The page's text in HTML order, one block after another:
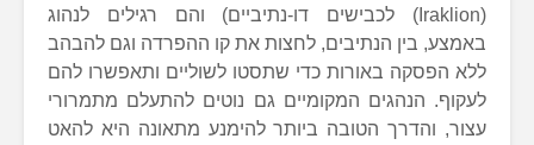
(Iraklion) לכבישים דו-נתיביים) והם רגילים לנהוג
באמצע, בין הנתיבים, לחצות את קו ההפרדה וגם להבהב
ללא הפסקה באורות כדי שתסטו לשוליים ותאפשרו להם
לעקוף. הנהגים המקומיים גם נוטים להתעלם מתמרורי
עצור, והדרך הטובה ביותר להימנע מתאונה היא להאט